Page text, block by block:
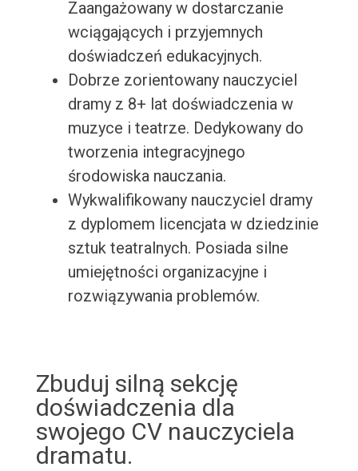
Zaangażowany w dostarczanie
wciągających i przyjemnych
doświadczeń edukacyjnych.
Dobrze zorientowany nauczyciel
dramy z 8+ lat doświadczenia w
muzyce i teatrze. Dedykowany do
tworzenia integracyjnego
środowiska nauczania.
Wykwalifikowany nauczyciel dramy
z dyplomem licencjata w dziedzinie
sztuk teatralnych. Posiada silne
umiejętności organizacyjne i
rozwiązywania problemów.
Zbuduj silną sekcję
doświadczenia dla
swojego CV nauczyciela
dramatu.